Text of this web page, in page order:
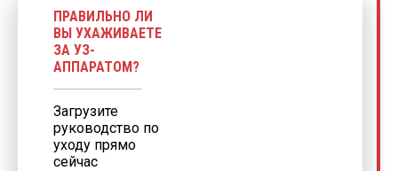
ПРАВИЛЬНО ЛИ
ВЫ УХАЖИВАЕТЕ
ЗА УЗ-
АППАРАТОМ?
Загрузите
руководство по
уходу прямо
сейчас